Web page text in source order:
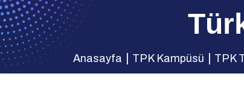
Anasayfa TPK Kampüsü TPK